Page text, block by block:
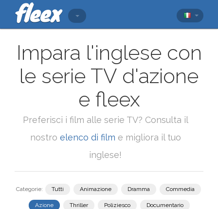
Impara l'inglese con
le serie TV d'azione
e fleex
Preferisci i film alle serie TV? Consulta il
nostro elenco di film e migliora il tuo
inglese!
Categorie: Tutti Animazione Dramma Commedia
Azione Thriller Poliziesco Documentario